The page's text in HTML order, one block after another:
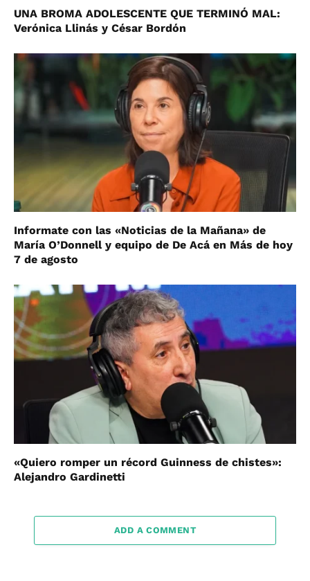
UNA BROMA ADOLESCENTE QUE TERMINÓ MAL:
Verónica Llinás y César Bordón
Informate con las «Noticias de la Mañana» de
María O’Donnell y equipo de De Acá en Más de hoy
7 de agosto
«Quiero romper un récord Guinness de chistes»:
Alejandro Gardinetti
ADD A COMMENT